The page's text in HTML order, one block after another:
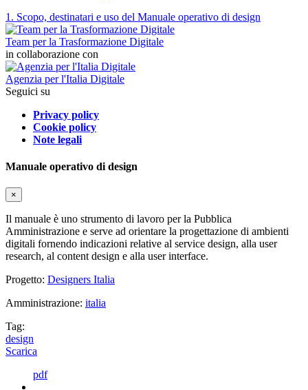
1. Scopo, destinatari e uso del Manuale operativo di design
Team per la Trasformazione Digitale
in collaborazione con
Agenzia per l'Italia Digitale
Seguici su
Privacy policy
Cookie policy
Note legali
Manuale operativo di design
×
Il manuale è uno strumento di lavoro per la Pubblica
Amministrazione e serve ad orientare la progettazione di ambienti
digitali fornendo indicazioni relative al service design, alla user
research, al content design e alla user interface.
Progetto: Designers Italia
Amministrazione: italia
Tag:
design
Scarica
pdf